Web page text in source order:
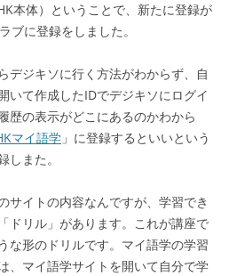
本体）ということで、新たに登録が
ブに登録をしました。
デジキソに行く方法がわからず、自
いて作成したIDでデジキソにログイ
歴の表示がどこにあるのかわから
マイ語学 」に登録するといいという
しまた。
サイトの内容なんですが、学習でき
ドリル」があります。これが講座で
な形のドリルです。マイ語学の学習
、マイ語学サイトを開いて自分で学